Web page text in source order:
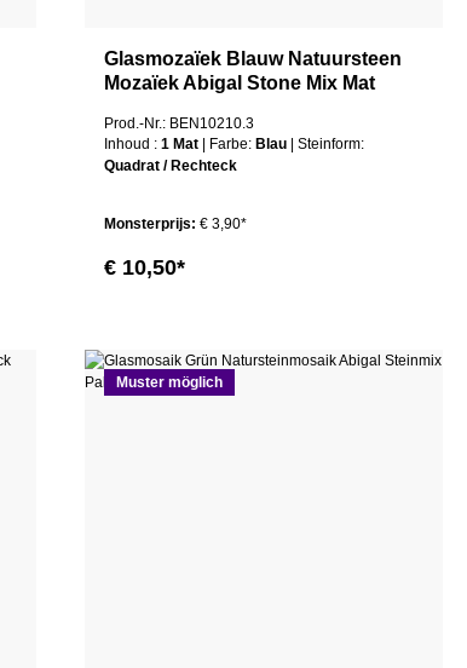
Glasmozaïek Blauw Natuursteen
Mozaïek Abigal Stone Mix Mat
Prod.-Nr.: BEN10210.3
Inhoud : 1 Mat | Farbe: Blau
| Steinform:
Quadrat / Rechteck
Monsterprijs: € 3,90*
€ 10,50*
Muster möglich